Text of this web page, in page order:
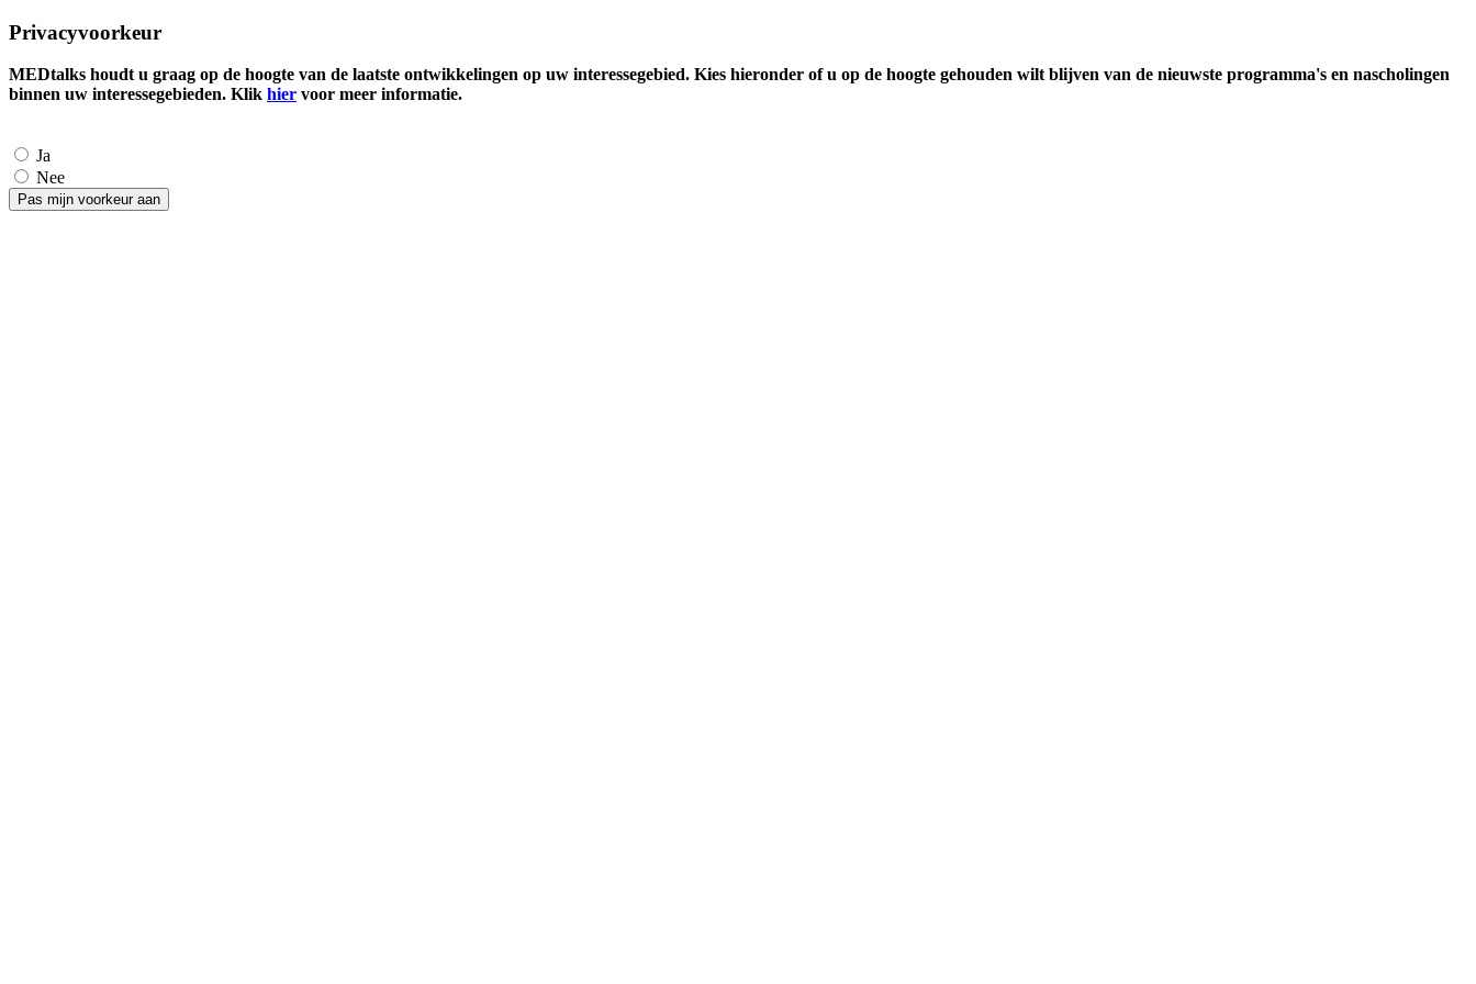
Privacyvoorkeur
MEDtalks houdt u graag op de hoogte van de laatste ontwikkelingen op uw interessegebied. Kies hieronder of u op de hoogte gehouden wilt blijven van de nieuwste programma's en nascholingen
binnen uw interessegebieden. Klik hier voor meer informatie.
Ja
Nee